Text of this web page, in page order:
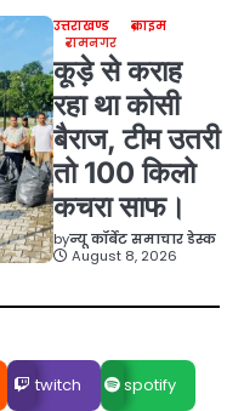
उत्तराखण्ड
क्राइम
रामनगर
कूड़े से कराह
रहा था कोसी
बैराज, टीम उतरी
तो 100 किलो
कचरा साफ।
byन्यू कॉर्बेट समाचार डेस्क
August 8, 2026
twitch spotify